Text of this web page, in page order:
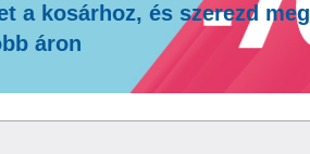
a kosárhoz, és szerezd meg
áron